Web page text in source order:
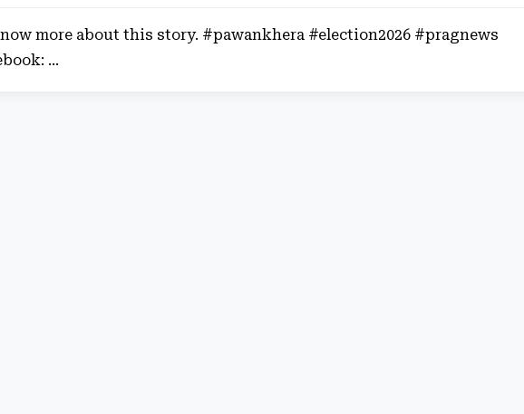
more about this story. #pawankhera #election2026 #pragnews
...